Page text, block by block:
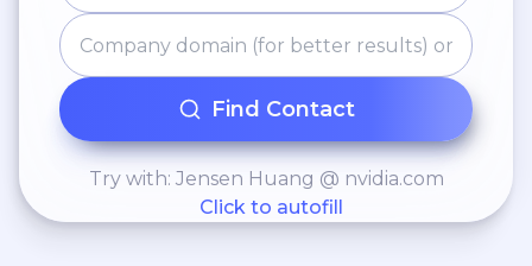
Find Contact
Try with: Jensen Huang @ nvidia.com
Click to autofill